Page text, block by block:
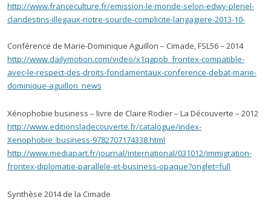
http://www.franceculture.fr/emission-le-monde-selon-edwy-plenel-
clandestins-illegaux-notre-sourde-complicite-langagiere-2013-10-
Conférence de Marie-Dominique Aguillon – Cimade, FSL56 – 2014
http://www.dailymotion.com/video/x1qgpob_frontex-compatible-
avec-le-respect-des-droits-fondamentaux-conference-debat-marie-
dominique-aguillon_news
Xénophobie business – livre de Claire Rodier – La Découverte – 2012
http://www.editionsladecouverte.fr/catalogue/index-
Xenophobie_business-9782707174338.html
http://www.mediapart.fr/journal/international/031012/immigration-
frontex-diplomatie-parallele-et-business-opaque?onglet=full
Synthèse 2014 de la Cimade